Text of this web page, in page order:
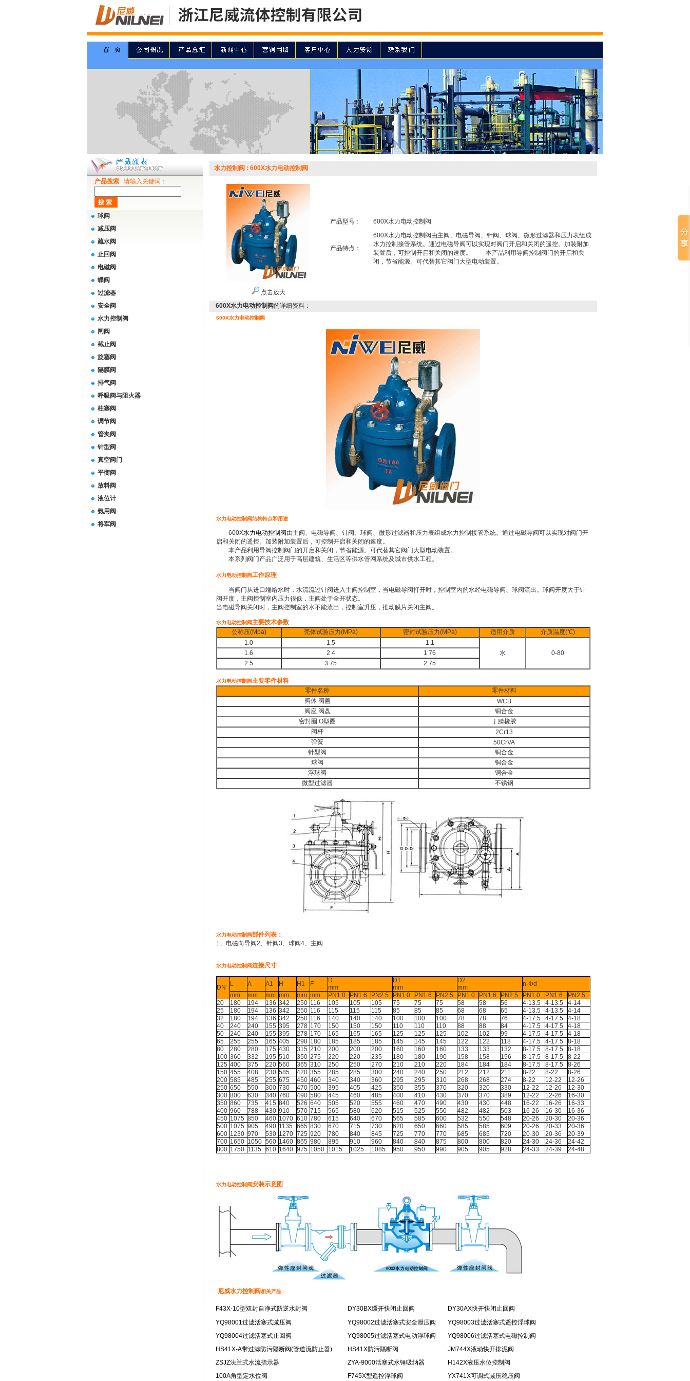
产品搜索请输入关键词：
球阀
减压阀
疏水阀
止回阀
电磁阀
蝶阀
过滤器
安全阀
水力控制阀
闸阀
截止阀
旋塞阀
隔膜阀
排气阀
呼吸阀与阻火器
柱塞阀
调节阀
管夹阀
针型阀
真空阀门
平衡阀
放料阀
液位计
氨用阀
将军阀
水力控制阀 : 600X水力电动控制阀
点击放大
产品型号： 600X水力电动控制阀
产品特点：
600X水力电动控制阀由主阀、电磁导阀、针阀、球阀、微形过滤器和压力表组成
水力控制接管系统。通过电磁导阀可以实现对阀门开启和关闭的遥控。加装附加
装置后，可控制开启和关闭的速度。 本产品利用导阀控制阀门的开启和关
闭，节省能源。可代替其它阀门大型电动装置。
600X水力电动控制阀的详细资料：
600X水力电动控制阀
水力电动控制阀结构特点和用途
600X水力电动控制阀由主阀、电磁导阀、针阀、球阀、微形过滤器和压力表组成水力控制接管系统。通过电磁导阀可以实现对阀门开
启和关闭的遥控。加装附加装置后，可控制开启和关闭的速度。
本产品利用导阀控制阀门的开启和关闭，节省能源。可代替其它阀门大型电动装置。
本系列阀门产品广泛用于高层建筑、生活区等供水管网系统及城市供水工程。
水力电动控制阀工作原理
当阀门从进口端给水时，水流流过针阀进入主阀控制室，当电磁导阀打开时，控制室内的水经电磁导阀、球阀流出。球阀开度大于针
阀开度，主阀控制室内压力很低，主阀处于全开状态。
当电磁导阀关闭时，主阀控制室的水不能流出，控制室升压，推动膜片关闭主阀。
水力电动控制阀主要技术参数
公称压(Mpa)
壳体试验压力(MPa) 密封试验压力(MPa) 适用介质
介质温度(℃)
1.0
1.5
1.1
水
0-80
1.6 2.4
1.76
2.5
3.75 2.75
水力电动控制阀主要零件材料
零件名称
零件材料
阀体 阀盖
WCB
阀座 阀盘
铜合金
密封圈 O型圈
丁腈橡胶
阀杆
2Cr13
弹簧
50CrVA
针型阀
铜合金
球阀
铜合金
浮球阀
铜合金
微型过滤器
不锈钢
水力电动控制阀部件列表：
1、电磁向导阀2、针阀3、球阀4、主阀
水力电动控制阀连接尺寸
DN L A A1 H H1 F
D
mm
D1
mm
D2
mm
n-Φd
mm
mm mm mm mm mm PN1.0 PN1.6 PN2.5 PN1.0 PN1.6 PN2.5 PN1.0 PN1.6 PN2.5 PN1.0 PN1.6
PN2.5
20
180 194 136 342 250 116 105 105 105 75 75 75 58 58 56 4-13.5 4-13.5
4-14
25
180 194 136 342 250 116 115 115 115 85 85 85 68 68 65 4-13.5 4-13.5
4-14
32
180 194 136 342 250 116 140 140 140 100 100 100 78 78 76 4-17.5 4-17.5
4-18
40
240 240 155 395 278 170 150 150 150 110 110 110 88 88 84 4-17.5 4-17.5
4-18
50
240 240 155 395 278 170 165 165 165 125 125 125 102 102 99 4-17.5 4-17.5
4-18
65
255 255 165 405 298 180 185 185 185 145 145 145 122 122 118 4-17.5 4-17.5
8-18
80
280 280 175 430 315 210 200 200 200 160 160 160 133 133 132 8-17.5 8-17.5
8-18
100 360 332 195 510 350 275 220 220 235 180 180 190 158 158 156 8-17.5 8-17.5
8-22
125 400 375 220 560 365 310 250 250 270 210 210 220 184 184 184 8-17.5 8-17.5
8-26
150 455 408 230 585 420 355 285 285 300 240 240 250 212 212 211 8-22 8-22
8-26
200 585 485 255 675 450 460 340 340 360 295 295 310 268 268 274 8-22 12-22
12-26
250 650 550 300 730 470 500 395 405 425 350 355 370 320 320 330 12-22 12-26
12-30
300 800 630 340 760 490 580 445 460 485 400 410 430 370 370 389 12-22 12-26
16-30
350 860 735 415 840 526 640 505 520 555 460 470 490 430 430 448 16-22 16-26
16-33
400 960 788 430 910 570 715 565 580 620 515 525 550 482 482 503 16-26 16-30
16-36
450 1075 850 460 1070 610 780 615 640 670 565 585 600 532 550 548 20-26 20-30
20-36
500 1075 905 490 1135 665 830 670 715 730 620 650 660 585 585 609 20-26 20-33
20-36
600 1230 970 530 1270 725 920 780 840 845 725 770 770 685 685 720 20-30 20-36
20-39
700 1650 1050 560 1460 865 980 895 910 960 840 840 875 800 800 820 24-30 24-36
24-42
800 1750 1135 610 1640 975 1050 1015 1025 1085 950 950 990 905 905 928 24-33 24-39 24-48
水力电动控制阀安装示意图
尼威水力控制阀相关产品:
F43X-10型双封自净式防逆水封阀 DY30BX缓开快闭止回阀 DY30AX快开快闭止回阀
YQ98001过滤活塞式减压阀 YQ98002过滤活塞式安全泄压阀 YQ98003过滤活塞式遥控浮球阀
YQ98004过滤活塞式止回阀 YQ98005过滤活塞式电动浮球阀 YQ98006过滤活塞式电磁控制阀
HS41X-A带过滤防污隔断阀(管道流防止器) HS41X防污隔断阀 JM744X液动快开排泥阀
ZSJZ法兰式水流指示器 ZYA-9000活塞式水锤吸纳器 H142X液压水位控制阀
100A角型定水位阀 F745X型遥控浮球阀 YX741X可调式减压稳压阀